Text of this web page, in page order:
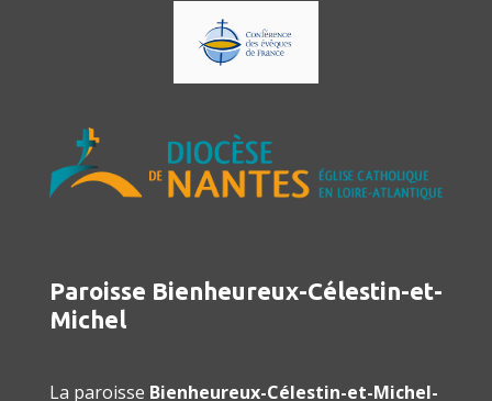
Paroisse Bienheureux-Célestin-et-
Michel
La paroisse Bienheureux-Célestin-et-Michel-